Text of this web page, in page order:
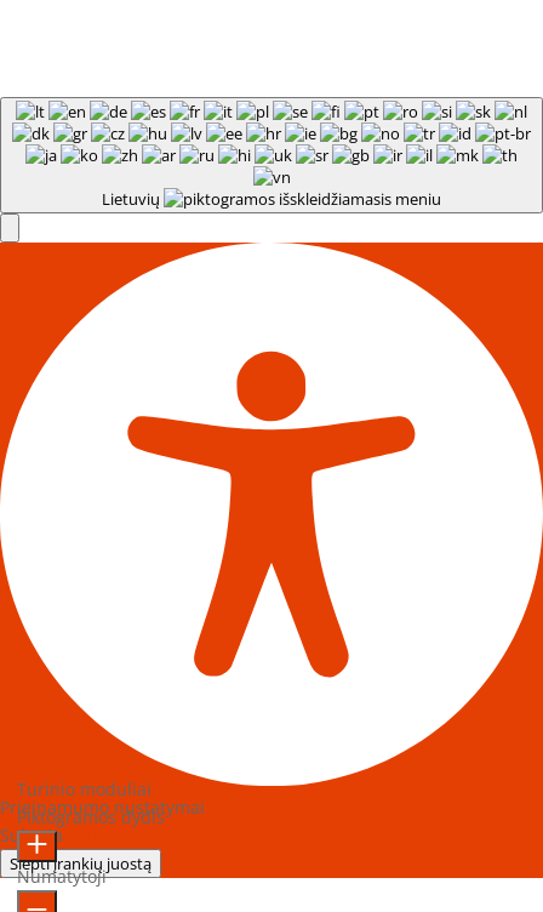
Lietuvių
Prieinamumo nustatymai
Sukurta
Slėpti įrankių juostą
Turinio moduliai
Piktogramos dydis
Numatytoji